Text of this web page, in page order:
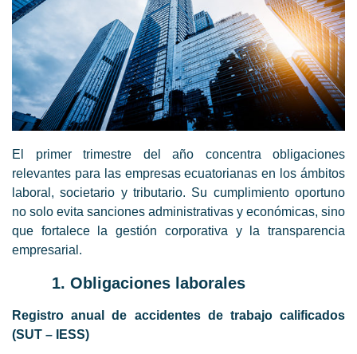
El primer trimestre del año concentra obligaciones
relevantes para las empresas ecuatorianas en los ámbitos
laboral, societario y tributario. Su cumplimiento oportuno
no solo evita sanciones administrativas y económicas, sino
que fortalece la gestión corporativa y la transparencia
empresarial.
1. Obligaciones laborales
Registro anual de accidentes de trabajo calificados
(SUT – IESS)